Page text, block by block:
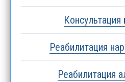
Консультация
Реабилитация
Реабилитация